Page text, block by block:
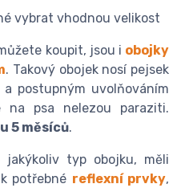
vybrat vhodnou velikost
koupit, jsou i obojky
. Takový obojek nosí pejsek
postupným uvolňováním
psa nelezou paraziti.
5 měsíců.
typ obojku, měli
potřebné reflexní prvky,